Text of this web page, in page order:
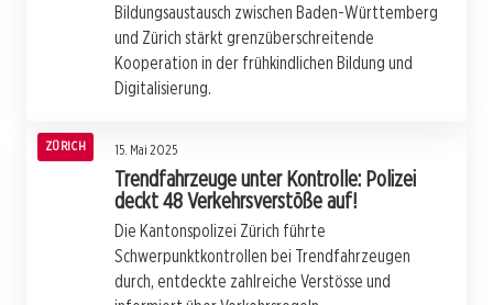
Bildungsaustausch zwischen Baden-Württemberg
und Zürich stärkt grenzüberschreitende
Kooperation in der frühkindlichen Bildung und
Digitalisierung.
ZÜRICH 15. Mai 2025
Trendfahrzeuge unter Kontrolle: Polizei
deckt 48 Verkehrsverstöße auf!
Die Kantonspolizei Zürich führte
Schwerpunktkontrollen bei Trendfahrzeugen
durch, entdeckte zahlreiche Verstösse und